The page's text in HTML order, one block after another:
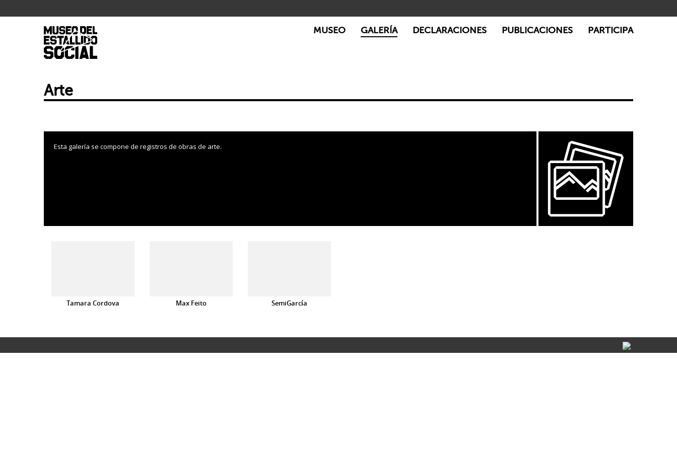
MUSEO GALERÍA DECLARACIONES PUBLICACIONES PARTICIPA
Arte
Esta galería se compone de registros de obras de arte.
Tamara Cordova Max Feito SemiGarcía